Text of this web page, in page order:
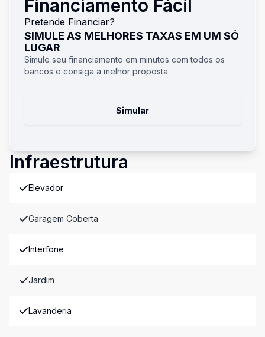
Financiamento Fácil
Pretende Financiar?
SIMULE AS MELHORES TAXAS EM UM SÓ
LUGAR
Simule seu financiamento em minutos com todos os
bancos e consiga a melhor proposta.
Simular
Infraestrutura
Elevador
Garagem Coberta
Interfone
Jardim
Lavanderia